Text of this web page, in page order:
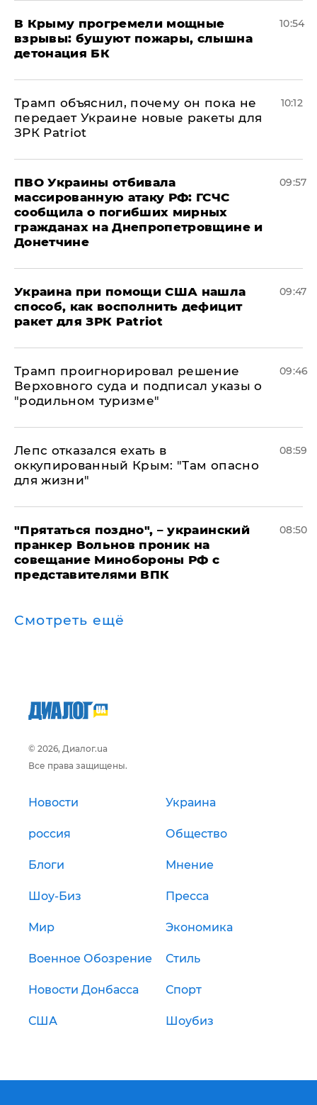
В Крыму прогремели мощные
взрывы: бушуют пожары, слышна
детонация БК
10:54
Трамп объяснил, почему он пока не
передает Украине новые ракеты для
ЗРК Patriot
10:12
ПВО Украины отбивала
массированную атаку РФ: ГСЧС
сообщила о погибших мирных
гражданах на Днепропетровщине и
Донетчине
09:57
Украина при помощи США нашла
способ, как восполнить дефицит
ракет для ЗРК Patriot
09:47
Трамп проигнорировал решение
Верховного суда и подписал указы о
"родильном туризме"
09:46
Лепс отказался ехать в
оккупированный Крым: "Там опасно
для жизни"
08:59
"Прятаться поздно", – украинский
пранкер Вольнов проник на
совещание Минобороны РФ с
представителями ВПК
08:50
Смотреть ещё
© 2026, Диалог.ua
Все права защищены.
Новости Украина
россия Общество
Блоги Мнение
Шоу-Биз Пресса
Мир Экономика
Военное Обозрение Стиль
Новости Донбасса Спорт
США Шоубиз